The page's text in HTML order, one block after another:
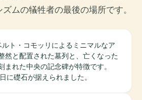
ムの犠牲者の最後の場所です。
ト・コモッリによるミニマルなア
然と配置された墓列と、亡くなった
まれた中央の記念碑が特徴です。
に礎石が据えられました。